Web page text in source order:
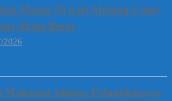
Mama Ni Asal Malang Catat
Skala Besar
2026
Makassar hingga Palangkaraya,